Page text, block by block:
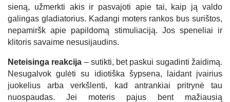
sieną, užmerkti akis ir pasvajoti apie tai, kaip ją valdo
galingas gladiatorius. Kadangi moters rankos bus surištos,
nepamiršk apie papildomą stimuliaciją. Jos speneliai ir
klitoris savaime nesusijaudins.
Neteisinga reakcija – sutikti, bet paskui sugadinti žaidimą.
Nesugalvok gulėti su idiotiška šypsena, laidant įvairius
juokelius arba verkšlenti, kad antrankiai pritrynė tau
nuospaudas. Jei moteris pajus bent mažiausią